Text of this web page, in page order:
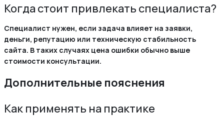
Когда стоит привлекать специалиста?
Специалист нужен, если задача влияет на заявки,
деньги, репутацию или техническую стабильность
сайта. В таких случаях цена ошибки обычно выше
стоимости консультации.
Дополнительные пояснения
Как применять на практике